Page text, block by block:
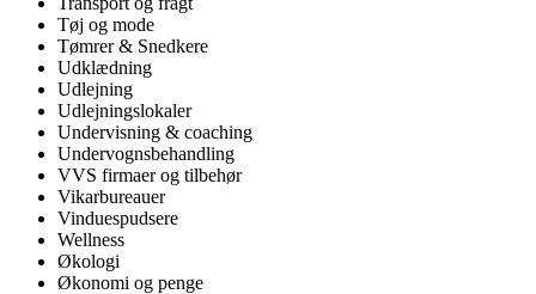
Tøj og mode
Tømrer & Snedkere
Udklædning
Udlejning
Udlejningslokaler
Undervisning & coaching
Undervognsbehandling
VVS firmaer og tilbehør
Vikarbureauer
Vinduespudsere
Wellness
Økologi
Økonomi og penge